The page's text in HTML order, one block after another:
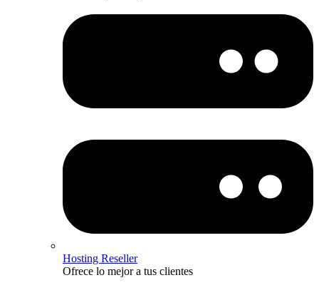
Hosting Reseller
Ofrece lo mejor a tus clientes